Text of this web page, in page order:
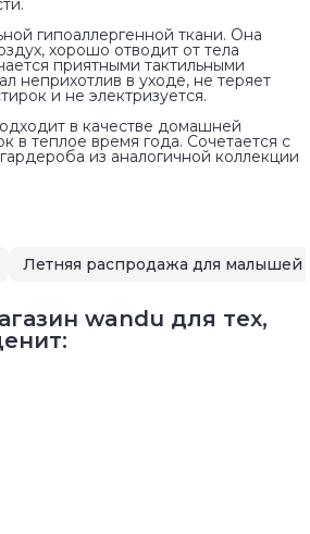
гипоаллергенной ткани. Она
хорошо отводит от тела
приятными тактильными
неприхотлив в уходе, не теряет
и не электризуется.
в качестве домашней
в теплое время года. Сочетается с
из аналогичной коллекции
wandu для тех,